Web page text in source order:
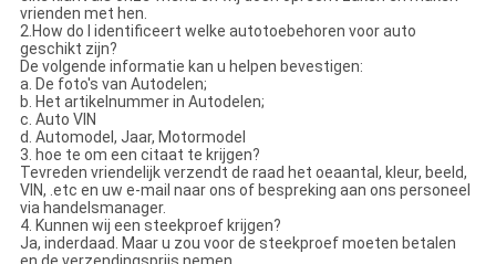
vrienden met hen.
2.How do I identificeert welke autotoebehoren voor auto
geschikt zijn?
De volgende informatie kan u helpen bevestigen:
a. De foto's van Autodelen;
b. Het artikelnummer in Autodelen;
c. Auto VIN
d. Automodel, Jaar, Motormodel
3. hoe te om een citaat te krijgen?
Tevreden vriendelijk verzendt de raad het oeaantal, kleur, beeld,
VIN, .etc en uw e-mail naar ons of bespreking aan ons personeel
via handelsmanager.
4. Kunnen wij een steekproef krijgen?
Ja, inderdaad. Maar u zou voor de steekproef moeten betalen